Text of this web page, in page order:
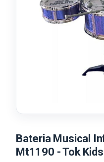
Bateria Musical
Mt1190 - Tok